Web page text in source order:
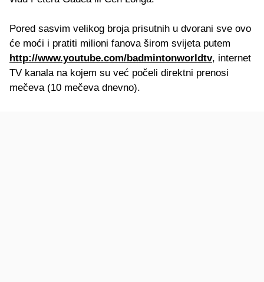
Pored sasvim velikog broja prisutnih u dvorani sve ovo
će moći i pratiti milioni fanova širom svijeta putem
http://www.youtube.com/badmintonworldtv, internet
TV kanala na kojem su već počeli direktni prenosi
mečeva (10 mečeva dnevno).